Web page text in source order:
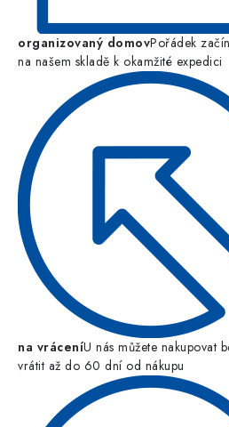
organizovaný domovPořádek
na našem skladě k okamžité expedici
na vráceníU nás můžete nakupovat
vrátit až do 60 dní od nákupu